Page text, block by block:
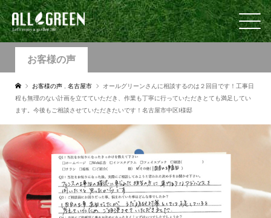
お客様の声
お客様の声 名古屋市
オールグリーンさんに相談するのは２回目です！工事日
程も無理のない計画を立てていただき、作業も丁寧に行っていただきとても満足してい
ます。今後もご相談させていただきたいです！名古屋市中区I様邸